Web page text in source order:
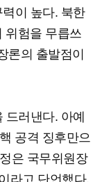
이 높다. 북한
위험을 무릅쓰
론의 출발점이
러낸다. 아예
공격 징후만으
은 국무위원장